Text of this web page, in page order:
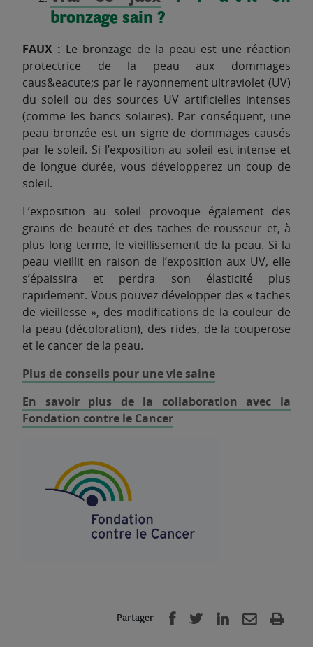
bronzage sain ?
FAUX : Le bronzage de la peau est une réaction
protectrice de la peau aux dommages
caus&eacute;s par le rayonnement ultraviolet (UV)
du soleil ou des sources UV artificielles intenses
(comme les bancs solaires). Par conséquent, une
peau bronzée est un signe de dommages causés
par le soleil. Si l’exposition au soleil est intense et
de longue durée, vous développerez un coup de
soleil.
L’exposition au soleil provoque également des
grains de beauté et des taches de rousseur et, à
plus long terme, le vieillissement de la peau. Si la
peau vieillit en raison de l’exposition aux UV, elle
s’épaissira et perdra son élasticité plus
rapidement. Vous pouvez développer des « taches
de vieillesse », des modifications de la couleur de
la peau (décoloration), des rides, de la couperose
et le cancer de la peau.
Plus de conseils pour une vie saine
En savoir plus de la collaboration avec la
Fondation contre le Cancer
Partager